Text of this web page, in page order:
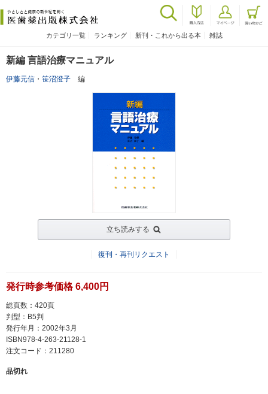
カテゴリ一覧 ランキング 新刊・これから出る本 雑誌
新編 言語治療マニュアル
伊藤元信 ・ 笹沼澄子 編
立ち読みする
復刊・再刊リクエスト
発行時参考価格 6,400円
総頁数：420頁
判型：B5判
発行年月：2002年3月
ISBN978-4-263-21128-1
注文コード：211280
品切れ